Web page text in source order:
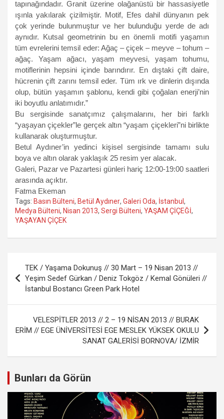
tapınağındadır. Granit üzerine olağanüstü bir hassasiyetle
ışınla yakılarak çizilmiştir. Motif, Efes dahil dünyanın pek
çok yerinde bulunmuştur ve her bulunduğu yerde de adı
aynıdır. Kutsal geometrinin bu en önemli motifi yaşamın
tüm evrelerini temsil eder: Ağaç – çiçek – meyve – tohum –
ağaç. Yaşam ağacı, yaşam meyvesi, yaşam tohumu,
motiflerinin hepsini içinde barındırır. En dıştaki çift daire,
hücrenin çift zarını temsil eder. Tüm ırk ve dinlerin dışında
olup, bütün yaşamın şablonu, kendi gibi çoğalan enerji’nin
iki boyutlu anlatımıdır.”
Bu sergisinde sanatçımız çalışmalarını, her biri farklı
“yaşayan çiçekler”le gerçek altın “yaşam çiçekleri”ni birlikte
kullanarak oluşturmuştur.
Betul Aydıner’in yedinci kişisel sergisinde tamamı sulu
boya ve altın olarak yaklaşık 25 resim yer alacak.
Galeri, Pazar ve Pazartesi günleri hariç 12:00-19:00 saatleri
arasında açıktır.
Fatma Ekeman
Tags: Basın Bülteni, Betül Aydıner, Galeri Oda, İstanbul ,
Medya Bülteni, Nisan 2013, Sergi Bülteni, YAŞAM ÇİÇEĞİ,
YAŞAYAN ÇİÇEK
gezinmesi
TEK / Yaşama Dokunuş // 30 Mart – 19 Nisan 2013 //
Yeşim Sedef Gürkan / Deniz Tokgöz / Kemal Gönüleri //
İstanbul Bostancı Green Park Hotel
VELESPİTLER 2013 // 2 – 19 NİSAN 2013 // BURAK
ERİM // EGE ÜNİVERSİTESİ EGE MESLEK YÜKSEK OKULU
SANAT GALERİSİ BORNOVA/ İZMİR
Bunları da Görün